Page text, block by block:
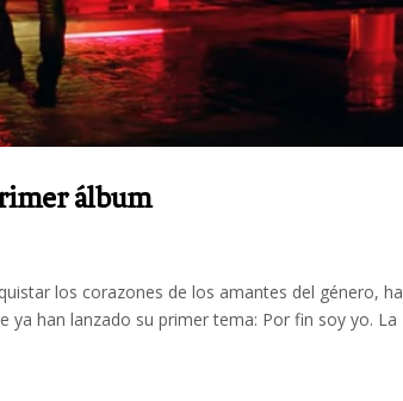
álbum
los corazones de los amantes del género, ha
ya han lanzado su primer tema: Por fin soy yo. La